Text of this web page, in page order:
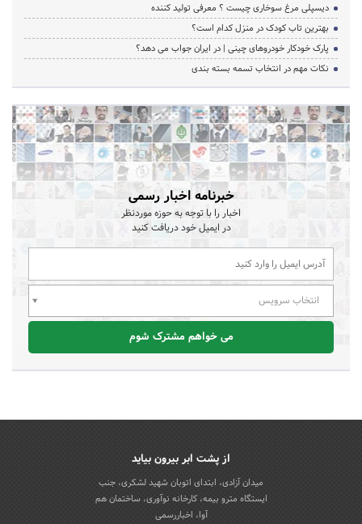
دیسپلی مرغ سوخاری چیست ؟ معرفی تولید کننده
بهترین تاب کودک در منزل کدام است؟
پارک خودکار خودروهای چینی | در ایران جواب می دهد؟
نکات مهم در انتخاب تسمه بسته بندی
خبرنامه اخبار رسمی
اخبار را با توجه به حوزه موردنظر
در ایمیل خود دریافت کنید
انتخاب سرویس
می خواهم مشترک شوم
از پشت ابر بیرون بیاید
میدان آزادی، ابتدای اتوبان شهید لشکری، جنب
ایستگاه مترو بیمه، کارخانه نوآوری، ساختمان هم
آوا، اخباررسمی